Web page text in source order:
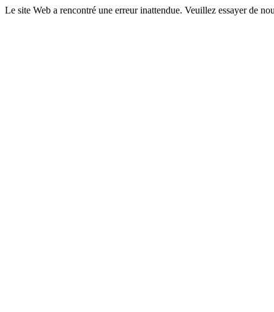
Le site Web a rencontré une erreur inattendue. Veuillez essayer de